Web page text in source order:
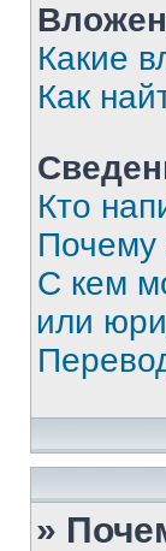
Какие
Как
Кто
Почему
С кем
или
»